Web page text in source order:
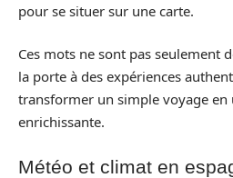
pour se situer sur une carte.
Ces mots ne sont pas seulement
la porte à des expériences
transformer un simple voyage en
enrichissante.
Météo et climat en